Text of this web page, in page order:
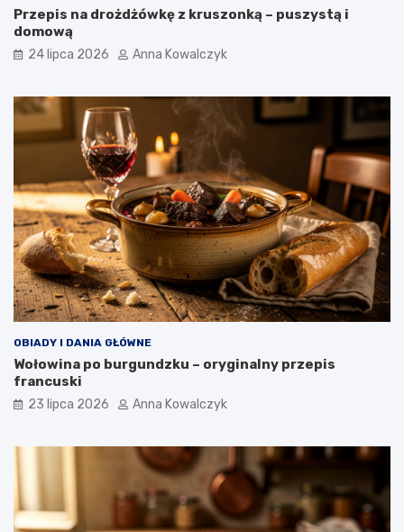
Przepis na drożdżówkę z kruszonką – puszystą i
domową
24 lipca 2026 Anna Kowalczyk
OBIADY I DANIA GŁÓWNE
Wołowina po burgundzku – oryginalny przepis
francuski
23 lipca 2026 Anna Kowalczyk